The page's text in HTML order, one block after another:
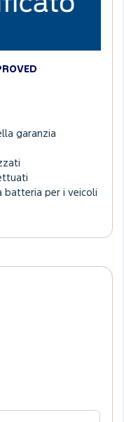
garanzia
batteria per i veicoli